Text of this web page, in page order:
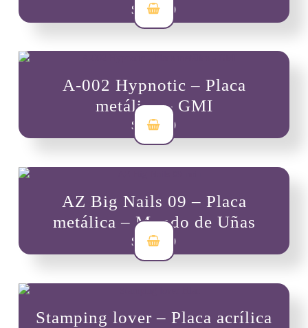
$ 44,200
A-002 Hypnotic – Placa
metálica – GMI
$ 44,200
AZ Big Nails 09 – Placa
metálica – Mundo de Uñas
$ 19,300
Stamping lover – Placa acrílica